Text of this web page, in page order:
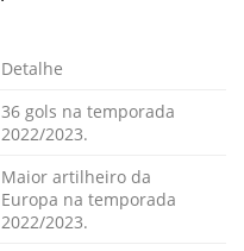
Detalhe
36 gols na temporada
2022/2023.
Maior artilheiro da
Europa na temporada
2022/2023.